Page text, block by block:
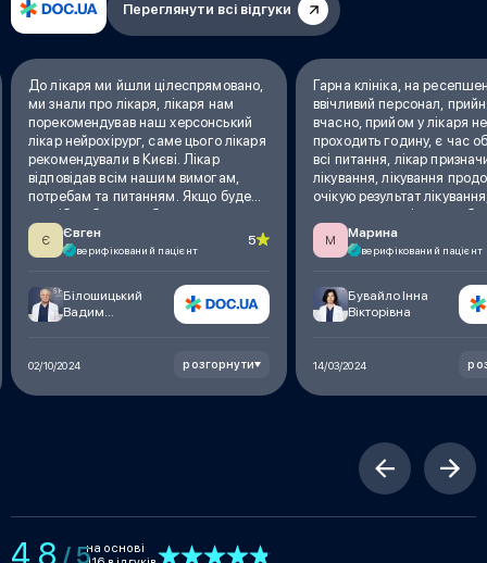
Переглянути всі відгуки
До лікаря ми йшли цілеспрямовано,
ми знали про лікаря, лікаря нам
порекомендував наш херсонський
лікар нейрохірург, саме цього лікаря
рекомендували в Києві. Лікар
відповідав всім нашим вимогам,
потребам та питанням. Якщо буде
потрібно, будемо обовʼязково
звертатися ще
Є
Євген
верифікований пацієнт
5
Білошицький
Вадим
02/10/2024 розгорнути
Гарна клініка, на
ввічливий персонал,
вчасно, прийом у лікаря
проходить годину, є час
всі питання, лікар
лікування, лікування
очікую результат
зауважень до лікаря не
М
Марина
верифікований пацієнт
Бувайло Інна
Вікторівна
14/03/2024
4.8 / 5на основі